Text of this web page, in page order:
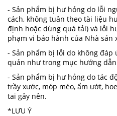
- Sản phẩm bị hư hỏng do lỗi
cách, không tuân theo tài liệu
định hoặc dùng quá tải) và lỗi
phạm vi bảo hành của Nhà sản
- Sản phẩm bị lỗi do không đáp
quản như trong mục hướng dẫn
- Sản phẩm bị hư hỏng do tác
trầy xước, móp méo, ẩm ướt,
tai gây nên.
*LƯU Ý